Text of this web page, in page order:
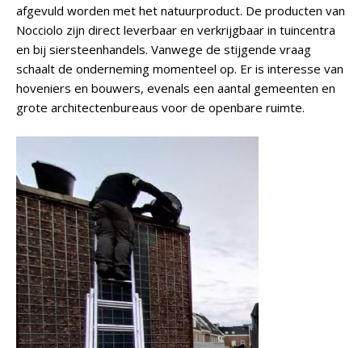
afgevuld worden met het natuurproduct. De producten van
Nocciolo zijn direct leverbaar en verkrijgbaar in tuincentra
en bij siersteenhandels. Vanwege de stijgende vraag
schaalt de onderneming momenteel op. Er is interesse van
hoveniers en bouwers, evenals een aantal gemeenten en
grote architectenbureaus voor de openbare ruimte.